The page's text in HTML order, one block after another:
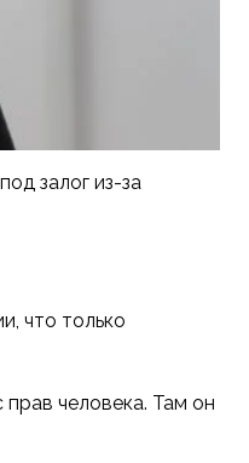
залог из-за
что только
человека. Там он